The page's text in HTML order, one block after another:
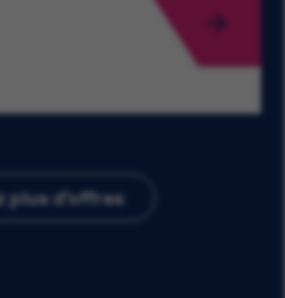
plus d’offres